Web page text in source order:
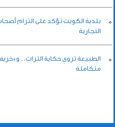
بلدية الكويت تؤكد على التزام
التجارية
متكاملة